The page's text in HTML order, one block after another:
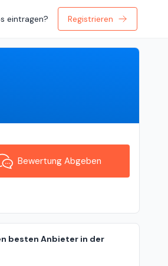
eintragen? Registrieren
Bewertung Abgeben
besten Anbieter in der